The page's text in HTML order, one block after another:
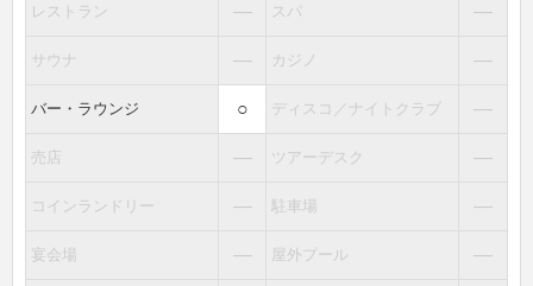
レストラン ― スパ ―
サウナ ― カジノ ―
バー・ラウンジ ○ ディスコ／ナイトクラブ ―
売店 ― ツアーデスク ―
コインランドリー ― 駐車場 ―
宴会場 ― 屋外プール ―